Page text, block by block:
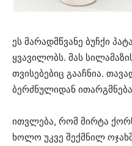
ეს მარადმწვანე ბუჩქი
ყვავილობს. მას
თვისებებიც გააჩნია.
ბერძნულიდან
ითვლება, რომ მირტა
ხოლო უკვე შექმნილ